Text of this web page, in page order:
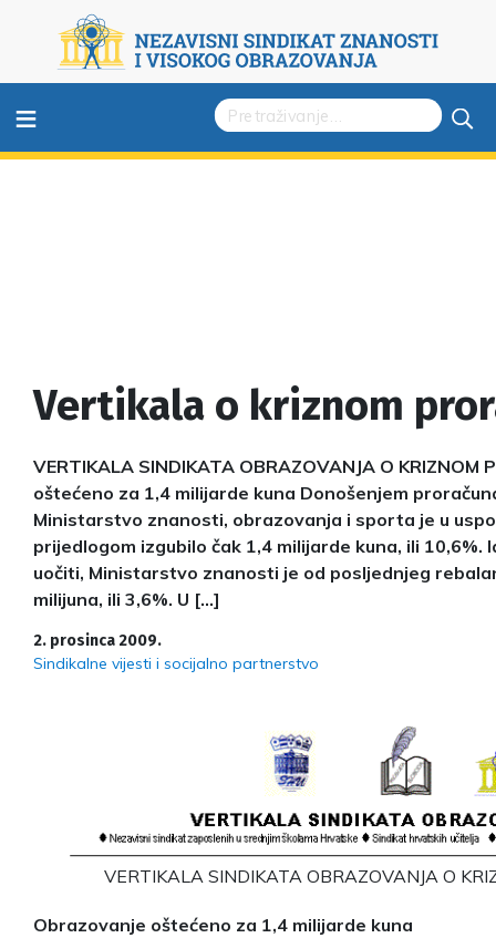
≡
Vertikala o kriznom
VERTIKALA SINDIKATA OBRAZOVANJA O KRIZNOM
oštećeno za 1,4 milijarde kuna Donošenjem
Ministarstvo znanosti, obrazovanja i sporta je u
prijedlogom izgubilo čak 1,4 milijarde kuna, ili 10,6%.
uočiti, Ministarstvo znanosti je od posljednjeg
milijuna, ili 3,6%. U […]
2. prosinca 2009.
Sindikalne vijesti i socijalno partnerstvo
VERTIKALA SINDIKATA OBRAZOVANJA O
Obrazovanje oštećeno za 1,4 milijarde kuna